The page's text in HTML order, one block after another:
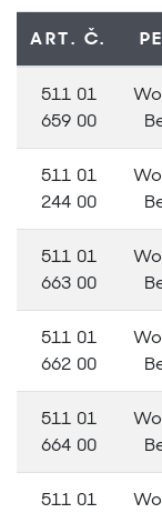
ART. Č.
511 01
659 00
511 01
244 00
511 01
663 00
511 01
662 00
511 01
664 00
511 01